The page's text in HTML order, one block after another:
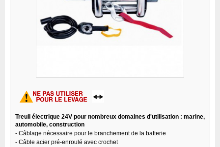
Treuil électrique 24V pour nombreux domaines d'utilisation : marine,
automobile, construction
- Câblage nécessaire pour le branchement de la batterie
- Câble acier pré-enroulé avec crochet